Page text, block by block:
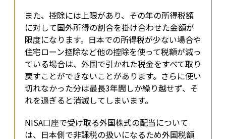
また、控除には上限があり、その年の所得税額
に対して国外所得の割合を掛け合わせた金額が
限度になります。日本での所得税が少ない場合や
住宅ローン控除など他の控除を使って税額が減っ
ている場合は、外国で引かれた税金をすべて取り
戻すことができないことがあります。さらに使い
切れなかった分は最長3年間しか繰り越せず、そ
れを過ぎると消滅してしまいます。
NISA口座で受け取る外国株式の配当について
は、日本側で非課税の扱いになるため外国税額